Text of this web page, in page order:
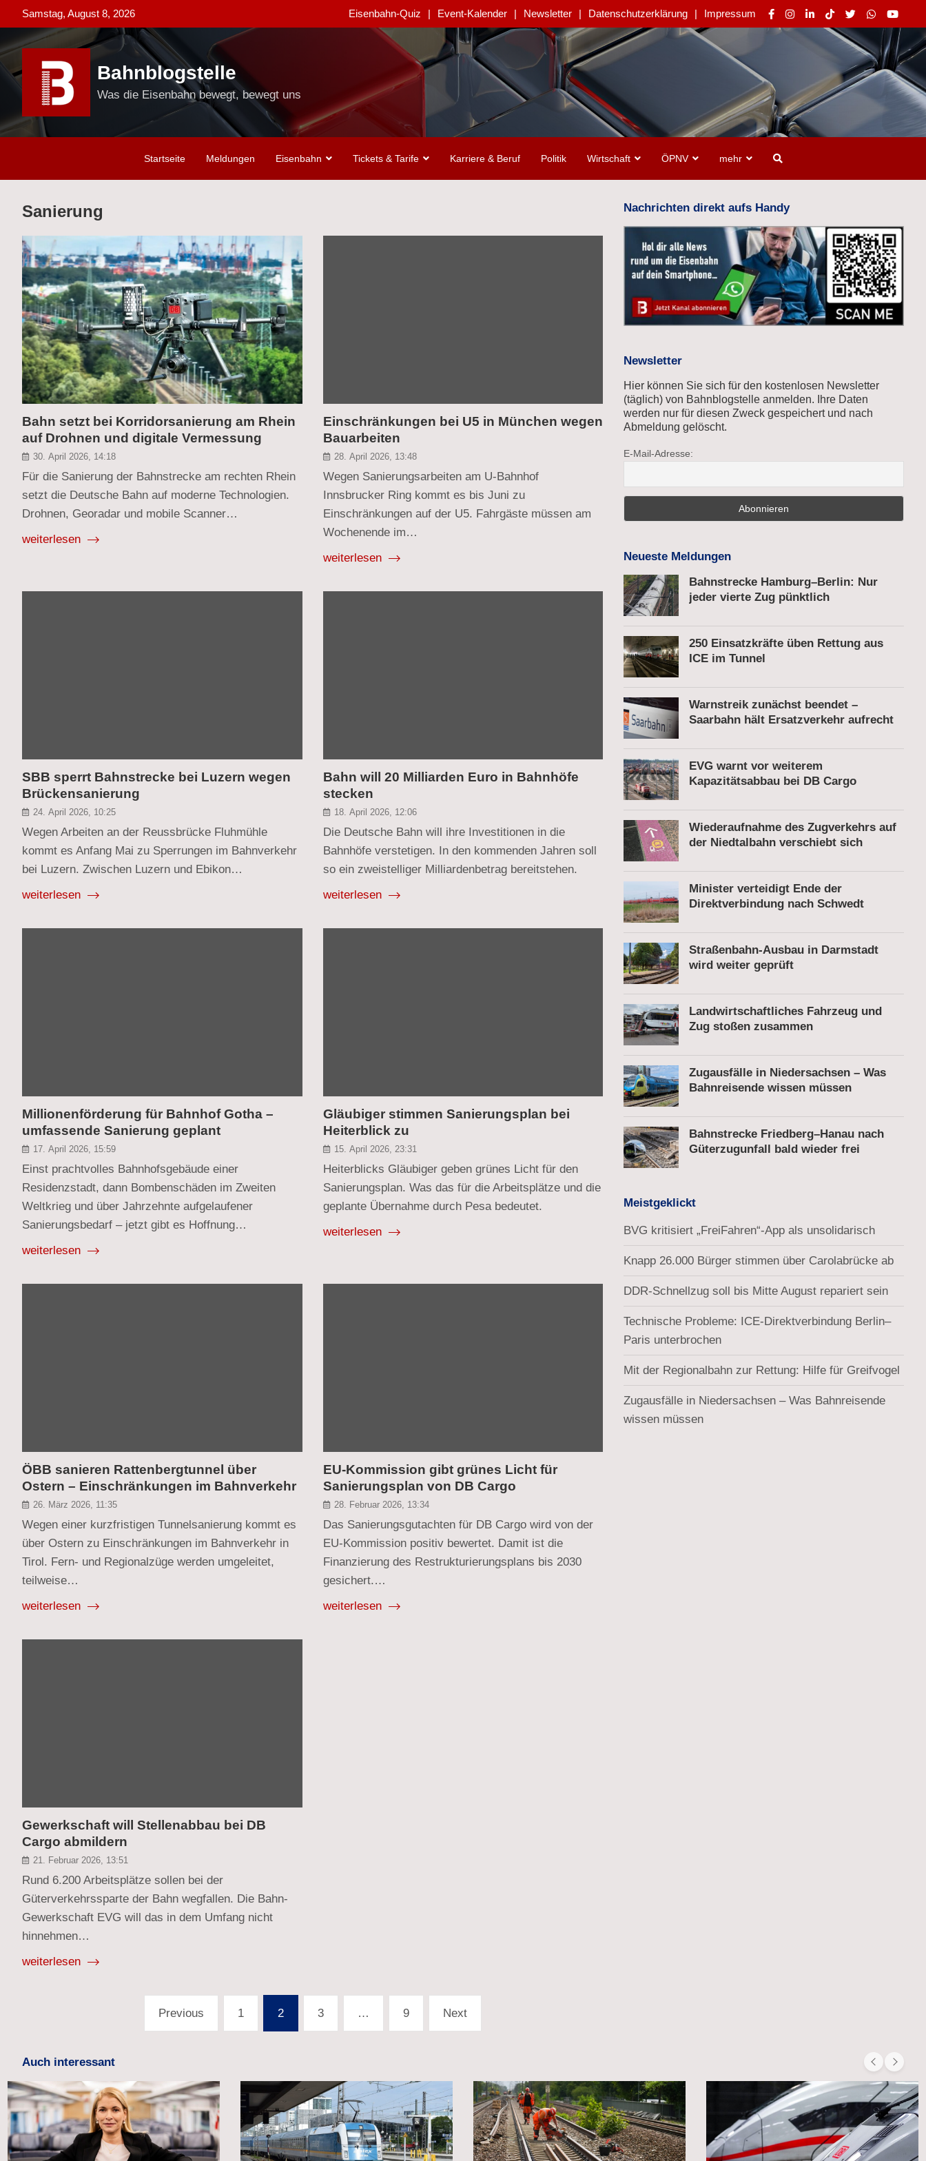
to
content
Samstag, August 8, 2026 Eisenbahn-Quiz Event-Kalender Newsletter Datenschutzerklärung Impressum
Bahnblogstelle
Was die Eisenbahn bewegt, bewegt uns
Startseite Meldungen Eisenbahn Tickets & Tarife Karriere & Beruf Politik Wirtschaft ÖPNV mehr
Sanierung
Bahn setzt bei Korridorsanierung am Rhein
auf Drohnen und digitale Vermessung
30. April 2026, 14:18
Für die Sanierung der Bahnstrecke am rechten Rhein
setzt die Deutsche Bahn auf moderne Technologien.
Drohnen, Georadar und mobile Scanner…
weiterlesen
Einschränkungen bei U5 in München wegen
Bauarbeiten
28. April 2026, 13:48
Wegen Sanierungsarbeiten am U-Bahnhof
Innsbrucker Ring kommt es bis Juni zu
Einschränkungen auf der U5. Fahrgäste müssen am
Wochenende im…
weiterlesen
SBB sperrt Bahnstrecke bei Luzern wegen
Brückensanierung
24. April 2026, 10:25
Wegen Arbeiten an der Reussbrücke Fluhmühle
kommt es Anfang Mai zu Sperrungen im Bahnverkehr
bei Luzern. Zwischen Luzern und Ebikon…
weiterlesen
Bahn will 20 Milliarden Euro in Bahnhöfe
stecken
18. April 2026, 12:06
Die Deutsche Bahn will ihre Investitionen in die
Bahnhöfe verstetigen. In den kommenden Jahren soll
so ein zweistelliger Milliardenbetrag bereitstehen.
weiterlesen
Millionenförderung für Bahnhof Gotha –
umfassende Sanierung geplant
17. April 2026, 15:59
Einst prachtvolles Bahnhofsgebäude einer
Residenzstadt, dann Bombenschäden im Zweiten
Weltkrieg und über Jahrzehnte aufgelaufener
Sanierungsbedarf – jetzt gibt es Hoffnung…
weiterlesen
Gläubiger stimmen Sanierungsplan bei
Heiterblick zu
15. April 2026, 23:31
Heiterblicks Gläubiger geben grünes Licht für den
Sanierungsplan. Was das für die Arbeitsplätze und die
geplante Übernahme durch Pesa bedeutet.
weiterlesen
ÖBB sanieren Rattenbergtunnel über
Ostern – Einschränkungen im Bahnverkehr
26. März 2026, 11:35
Wegen einer kurzfristigen Tunnelsanierung kommt es
über Ostern zu Einschränkungen im Bahnverkehr in
Tirol. Fern- und Regionalzüge werden umgeleitet,
teilweise…
weiterlesen
EU-Kommission gibt grünes Licht für
Sanierungsplan von DB Cargo
28. Februar 2026, 13:34
Das Sanierungsgutachten für DB Cargo wird von der
EU-Kommission positiv bewertet. Damit ist die
Finanzierung des Restrukturierungsplans bis 2030
gesichert.…
weiterlesen
Gewerkschaft will Stellenabbau bei DB
Cargo abmildern
21. Februar 2026, 13:51
Rund 6.200 Arbeitsplätze sollen bei der
Güterverkehrssparte der Bahn wegfallen. Die Bahn-
Gewerkschaft EVG will das in dem Umfang nicht
hinnehmen…
weiterlesen
Seitennummerierung
Beiträge
Previous 1 2 3 … 9 Next
Nachrichten direkt aufs Handy
Newsletter
Hier können Sie sich für den kostenlosen Newsletter
(täglich) von Bahnblogstelle anmelden. Ihre Daten
werden nur für diesen Zweck gespeichert und nach
Abmeldung gelöscht.
E-Mail-Adresse:
Neueste Meldungen
Bahnstrecke Hamburg–Berlin: Nur
jeder vierte Zug pünktlich
250 Einsatzkräfte üben Rettung aus
ICE im Tunnel
Warnstreik zunächst beendet –
Saarbahn hält Ersatzverkehr aufrecht
EVG warnt vor weiterem
Kapazitätsabbau bei DB Cargo
Wiederaufnahme des Zugverkehrs auf
der Niedtalbahn verschiebt sich
Minister verteidigt Ende der
Direktverbindung nach Schwedt
Straßenbahn-Ausbau in Darmstadt
wird weiter geprüft
Landwirtschaftliches Fahrzeug und
Zug stoßen zusammen
Zugausfälle in Niedersachsen – Was
Bahnreisende wissen müssen
Bahnstrecke Friedberg–Hanau nach
Güterzugunfall bald wieder frei
Meistgeklickt
BVG kritisiert „FreiFahren“-App als unsolidarisch
Knapp 26.000 Bürger stimmen über Carolabrücke ab
DDR-Schnellzug soll bis Mitte August repariert sein
Technische Probleme: ICE-Direktverbindung Berlin–
Paris unterbrochen
Mit der Regionalbahn zur Rettung: Hilfe für Greifvogel
Zugausfälle in Niedersachsen – Was Bahnreisende
wissen müssen
Auch interessant